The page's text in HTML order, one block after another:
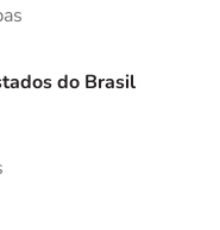
do Brasil